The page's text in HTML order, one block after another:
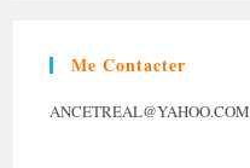
Me Contacter
ANCETREAL@YAHOO.COM